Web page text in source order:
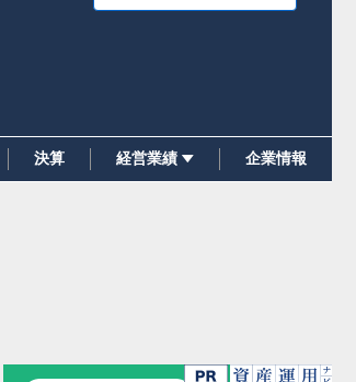
決算 経営業績 企業情報